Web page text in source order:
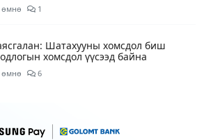
өмнө 1
Шатахууны хомсдол биш
хомсдол үүсээд байна
өмнө 6
түр хааж, борооны ус зайлуулах
хөндлөн сэтэлгээ хийнэ